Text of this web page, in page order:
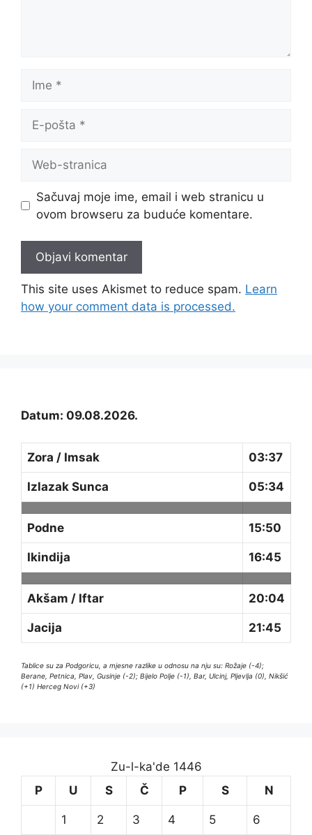
pošta
stranica
Sačuvaj moje ime, email i web stranicu u
ovom browseru za buduće komentare.
This site uses Akismet to reduce spam. Learn
how your comment data is processed.
Datum: 09.08.2026.
Zora / Imsak 03:37
Izlazak Sunca 05:34
Podne 15:50
Ikindija 16:45
Akšam / Iftar 20:04
Jacija 21:45
Tablice su za Podgoricu, a mjesne razlike u odnosu na nju su: Rožaje (-4);
Berane, Petnica, Plav, Gusinje (-2); Bijelo Polje (-1), Bar, Ulcinj, Pljevlja (0), Nikšić
(+1) Herceg Novi (+3)
Zu-l-ka'de 1446
P
U S Č P S N
1 2 3 4 5 6